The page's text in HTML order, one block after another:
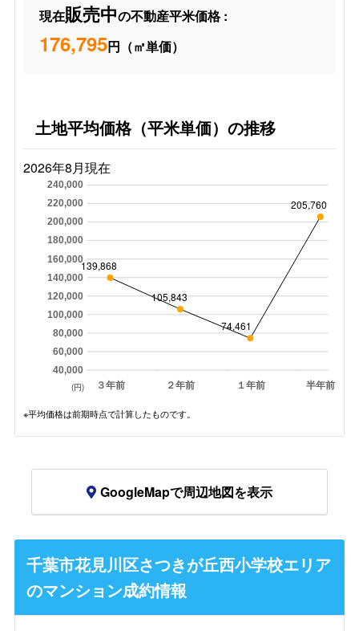
現在販売中の不動産平米価格 :
176,795円（㎡単価）
土地平均価格（平米単価）の推移
2026年8月現在
３年前 ２年前 １年前 半年前
40,000
60,000
80,000
100,000
120,000
140,000
160,000
180,000
200,000
220,000
240,000
139,868
105,843
74,461
205,760
(円)
※平均価格は前期時点で計算したものです。
GoogleMapで周辺地図を表示
千葉市花見川区さつきが丘西小学校エリア
のマンション成約情報